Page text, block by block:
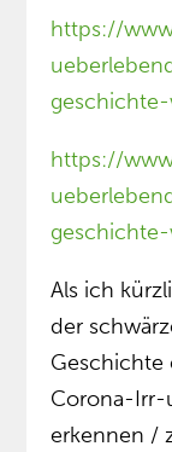
https://
https://
Als ich
der
Geschichte
Corona-Irr-
erkennen /